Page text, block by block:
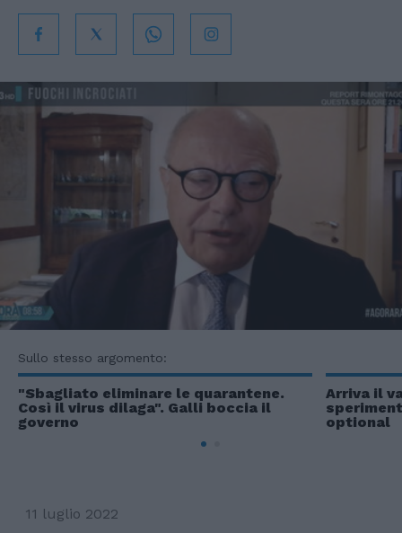
Sullo stesso argomento:
"Sbagliato eliminare le quarantene.
Così il virus dilaga". Galli boccia il
governo
Arriva il
optional
11 luglio 2022